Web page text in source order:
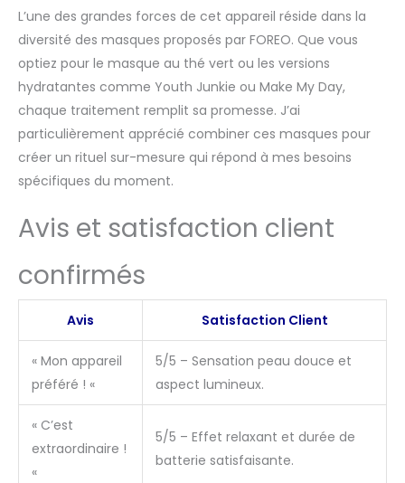
L’une des grandes forces de cet appareil réside dans la
diversité des masques proposés par FOREO. Que vous
optiez pour le masque au thé vert ou les versions
hydratantes comme Youth Junkie ou Make My Day,
chaque traitement remplit sa promesse. J’ai
particulièrement apprécié combiner ces masques pour
créer un rituel sur-mesure qui répond à mes besoins
spécifiques du moment.
Avis et satisfaction client
confirmés
Avis Satisfaction Client
« Mon appareil
préféré ! «
5/5 – Sensation peau douce et
aspect lumineux.
« C’est
extraordinaire !
«
5/5 – Effet relaxant et durée de
batterie satisfaisante.